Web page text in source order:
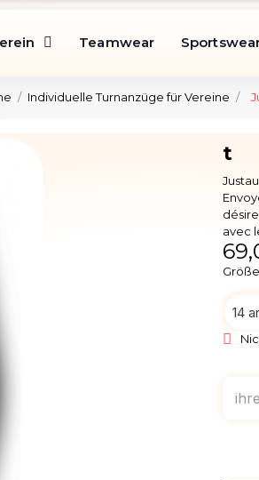
Teamwear
Individuelle Turnanzüge für Vereine
t
avec
Größe